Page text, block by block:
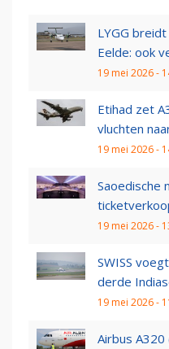
LYGG
Eelde: ook
19 mei 2026 -
Etihad zet
vluchten
19 mei 2026 -
Saoedische
19 mei 2026 -
SWISS
derde
19 mei 2026 -
Airbus